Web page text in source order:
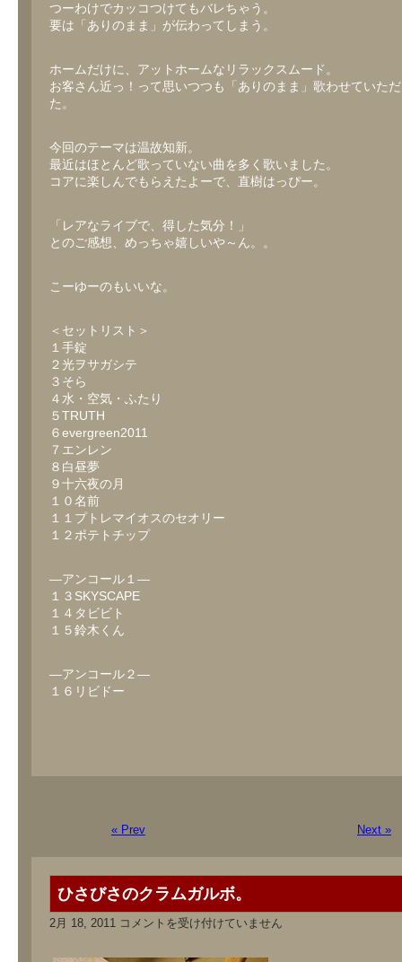
つーわけでカッコつけてもバレちゃう。
要は「ありのまま」が伝わってしまう。
ホームだけに、アットホームなリラックスムード。
お客さん近っ！って思いつつも「ありのまま」歌わせていた
た。
今回のテーマは温故知新。
最近はほとんど歌っていない曲を多く歌いました。
コアに楽しんでもらえたよーで、直樹はっぴー。
「レアなライブで、得した気分！」
とのご感想、めっちゃ嬉しいや～ん。。
こーゆーのもいいな。
＜セットリスト＞
１手錠
２光ヲサガシテ
３そら
４水・空気・ふたり
５TRUTH
６evergreen2011
７エンレン
８白昼夢
９十六夜の月
１０名前
１１プトレマイオスのセオリー
１２ポテトチップ
―アンコール１―
１３SKYSCAPE
１４タビビト
１５鈴木くん
―アンコール２―
１６リビドー
« Prev Next »
ひさびさのクラムガルボ。
2月 18, 2011 ひ
さ
コメントを受け付けていません